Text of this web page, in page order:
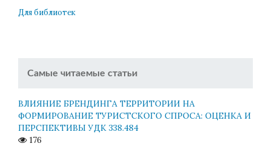
Для библиотек
Самые читаемые статьи
ВЛИЯНИЕ БРЕНДИНГА ТЕРРИТОРИИ НА
ФОРМИРОВАНИЕ ТУРИСТСКОГО СПРОСА: ОЦЕНКА И
ПЕРСПЕКТИВЫ УДК 338.484
176